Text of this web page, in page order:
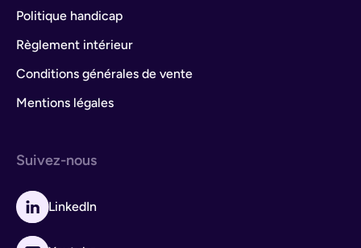
Politique handicap
Règlement intérieur
Conditions générales de vente
Mentions légales
Suivez-nous
LinkedIn